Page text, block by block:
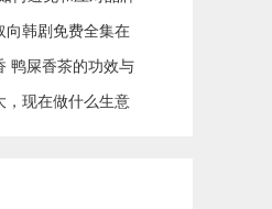
向韩剧免费全集在
鸭屎香茶的功效与
，现在做什么生意